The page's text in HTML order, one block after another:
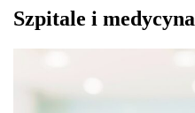
Szpitale i medycyna